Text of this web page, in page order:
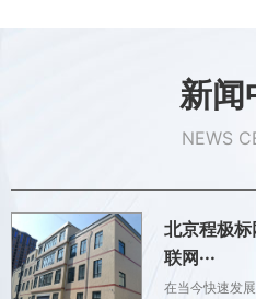
新闻
NEWS
北京程极
联网···
在当今快速发